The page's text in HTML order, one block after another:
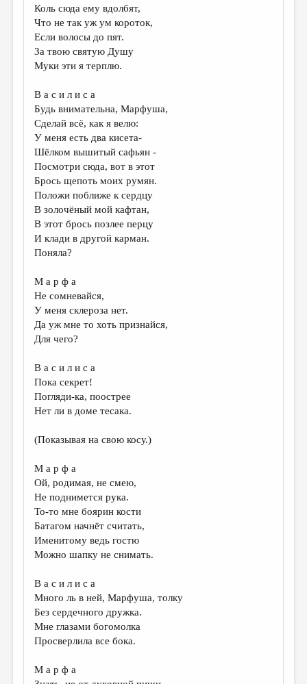
ЛИТЕРАТУРОВЕДЕНИЕ
КУЛЬТУРОВЕДЕНИЕ
ПУБЛИЦИСТИКА
РЕЦЕНЗИРОВАНИЕ
ЦИКЛЫ ПУБЛИКАЦИЙ
ТРЕДИАКОВСКИЙ
МЕДИА
ВКОНТАКТЕ
Коль сюда ему вдолбят,
Что не так уж ум короток,
Если волосы до пят.
За твою святую Душу
Муки эти я терплю.
В а с и л и с а
Будь внимательна, Марфуша,
Сделай всё, как я велю:
У меня есть два кисета-
Шёлком вышитый сафьян -
Посмотри сюда, вот в этот
Брось щепоть моих румян.
Положи поближе к сердцу
В золочёный мой кафтан,
В этот брось позлее перцу
И клади в другой карман.
Поняла?
М а р ф а
Не сомневайся,
У меня склероза нет.
Да уж мне то хоть признайся,
Для чего?
В а с и л и с а
Пока секрет!
Погляди-ка, поострее
Нет ли в доме тесака.
(Показывая на свою косу.)
М а р ф а
Ой, родимая, не смею,
Не поднимется рука.
То-то мне боярин кости
Батагом начнёт считать,
Именитому ведь гостю
Можно шапку не снимать.
В а с и л и с а
Много ль в ней, Марфуша, толку
Без сердечного дружка.
Мне глазами богомолка
Просверлила все бока.
М а р ф а